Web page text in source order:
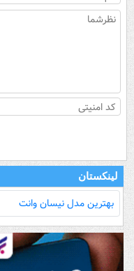
لینکستان
بهترین مدل‌ نیسان وانت